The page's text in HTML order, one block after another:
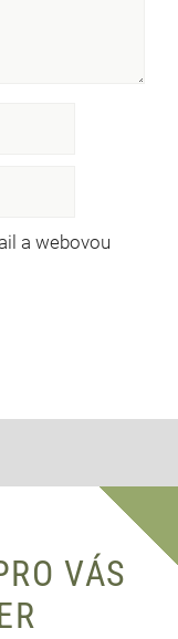
a webovou
VÁS